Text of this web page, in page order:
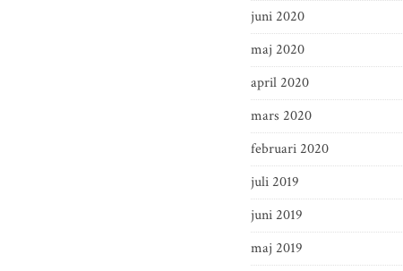
juni 2020
maj 2020
april 2020
mars 2020
februari 2020
juli 2019
juni 2019
maj 2019